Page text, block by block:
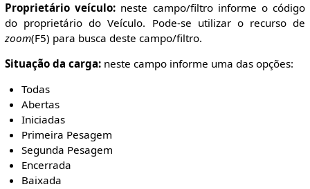
Proprietário veículo: neste campo/filtro informe o código
do proprietário do Veículo. Pode-se utilizar o recurso de
zoom(F5) para busca deste campo/filtro.
Situação da carga:neste campo informe uma das opções:
Todas
Abertas
Iniciadas
Primeira Pesagem
Segunda Pesagem
Encerrada
Baixada